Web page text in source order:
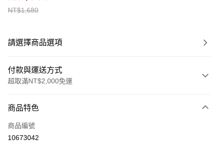
NT$1,680
請選擇商品選項
付款與運送方式
超取滿NT$2,000免運
信用卡一次付款
超商取貨付款
商品特色
商品編號
10673042